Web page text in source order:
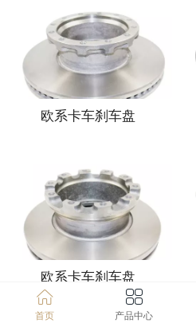
欧系卡车刹车盘
欧系卡车刹车盘
首页 产品中心